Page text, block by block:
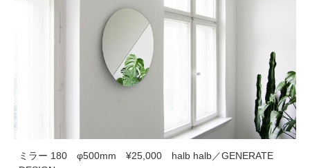
ミラー 180 φ500mm ¥25,000 halb halb／GENERATE